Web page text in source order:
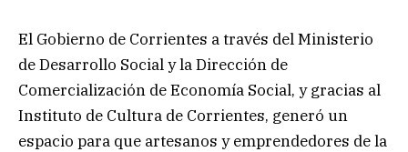
El Gobierno de Corrientes a través del Ministerio
de Desarrollo Social y la Dirección de
Comercialización de Economía Social, y gracias al
Instituto de Cultura de Corrientes, generó un
espacio para que artesanos y emprendedores de la